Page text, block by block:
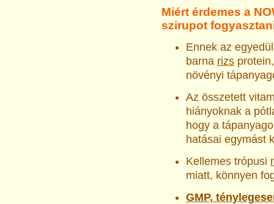
Miért érdemes a
szirupot
Ennek az
barna rizs
növényi
Az összetett
hiányoknak a
hogy a
hatásai egymást
Kellemes trópusi
miatt, könnyen
GMP,